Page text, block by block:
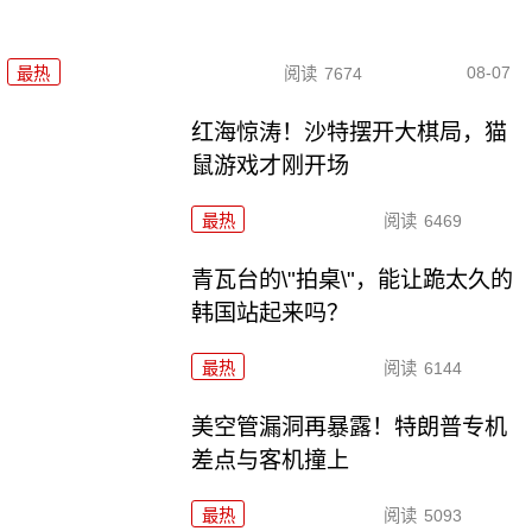
最热 阅读 7674 08-07
红海惊涛！沙特摆开大棋局，猫
鼠游戏才刚开场
最热 阅读 6469
青瓦台的\"拍桌\"，能让跪太久的
韩国站起来吗？
最热 阅读 6144
美空管漏洞再暴露！特朗普专机
差点与客机撞上
最热 阅读 5093